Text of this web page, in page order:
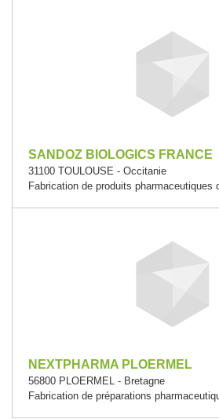
SANDOZ BIOLOGICS FRANCE
31100 TOULOUSE - Occitanie
Fabrication de produits pharmaceutiques
NEXTPHARMA PLOERMEL
56800 PLOERMEL - Bretagne
Fabrication de préparations